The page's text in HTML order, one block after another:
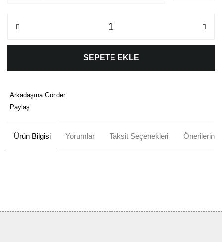
SEPETE EKLE
Arkadaşına Gönder
Paylaş
Ürün Bilgisi Yorumlar Taksit Seçenekleri Önerileriniz